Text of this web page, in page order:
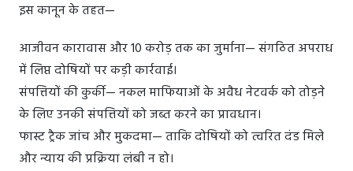
इस कानून के तहत—
आजीवन कारावास और 10 करोड़ तक का जुर्माना— संगठित अपराध
में लिप्त दोषियों पर कड़ी कार्रवाई।
संपत्तियों की कुर्की— नकल माफियाओं के अवैध नेटवर्क को तोड़ने
के लिए उनकी संपत्तियों को जब्त करने का प्रावधान।
फास्ट ट्रैक जांच और मुकदमा— ताकि दोषियों को त्वरित दंड मिले
और न्याय की प्रक्रिया लंबी न हो।